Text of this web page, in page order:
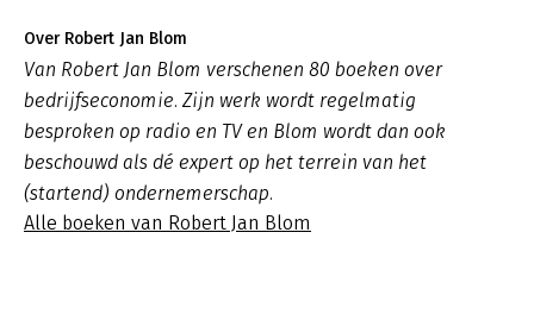
Over Robert Jan Blom
Van Robert Jan Blom verschenen 80 boeken over
bedrijfseconomie. Zijn werk wordt regelmatig
besproken op radio en TV en Blom wordt dan ook
beschouwd als dé expert op het terrein van het
(startend) ondernemerschap.
Alle boeken van Robert Jan Blom